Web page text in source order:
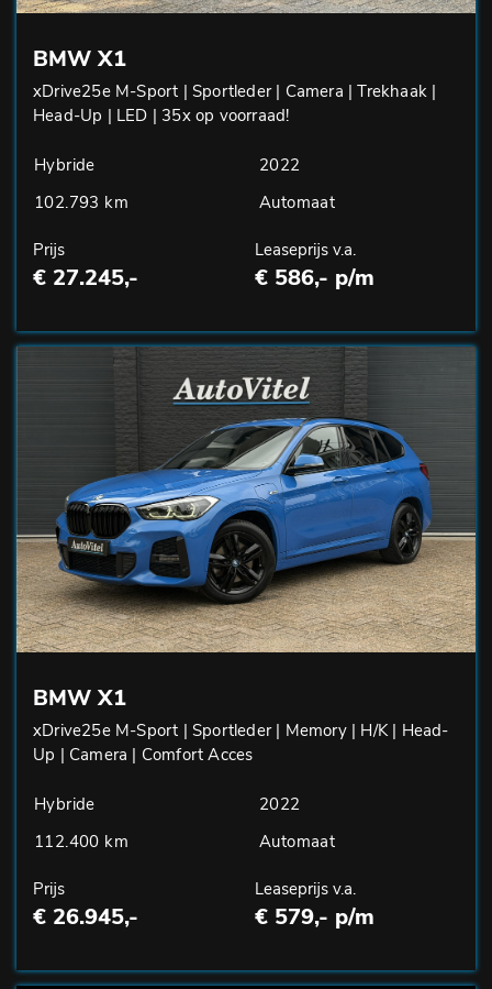
BMW X1
xDrive25e M-Sport | Sportleder | Camera | Trekhaak |
Head-Up | LED | 35x op voorraad!
Hybride
2022
102.793 km
Automaat
Prijs
€ 27.245,-
Leaseprijs v.a.
€ 586,- p/m
BMW X1
xDrive25e M-Sport | Sportleder | Memory | H/K | Head-
Up | Camera | Comfort Acces
Hybride
2022
112.400 km
Automaat
Prijs
€ 26.945,-
Leaseprijs v.a.
€ 579,- p/m